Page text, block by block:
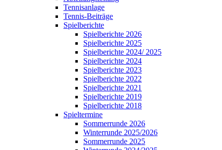
Tennisanlage
Tennis-Beiträge
Spielberichte
Spielberichte 2026
Spielberichte 2025
Spielberichte 2024/ 2025
Spielberichte 2024
Spielberichte 2023
Spielberichte 2022
Spielberichte 2021
Spielberichte 2019
Spielberichte 2018
Spieltermine
Sommerrunde 2026
Winterrunde 2025/2026
Sommerrunde 2025